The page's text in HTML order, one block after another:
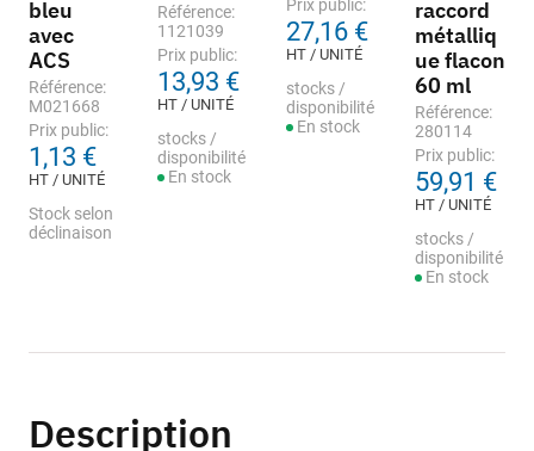
bleu
avec
ACS
Référence:
M021668
Prix public:
1,13 €
HT / UNITÉ
Stock selon
déclinaison
Référence:
1121039
Prix public:
13,93 €
HT / UNITÉ
stocks /
disponibilité
En stock
Prix public:
27,16 €
HT / UNITÉ
stocks /
disponibilité
En stock
raccord
métalliq
ue flacon
60 ml
Référence:
280114
Prix public:
59,91 €
HT / UNITÉ
stocks /
disponibilité
En stock
Description